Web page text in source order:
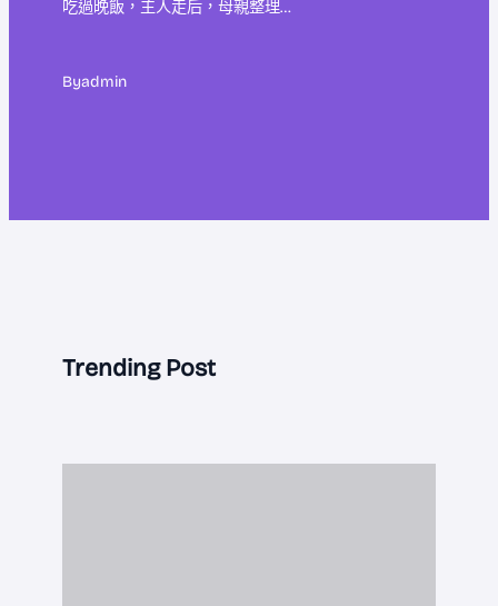
吃過晚飯，主人走后，母親整理…
Byadmin
Trending Post